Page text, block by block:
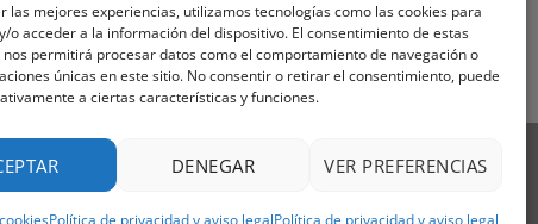
las mejores experiencias, utilizamos tecnologías como las cookies para
o acceder a la información del dispositivo. El consentimiento de estas
permitirá procesar datos como el comportamiento de navegación o
únicas en este sitio. No consentir o retirar el consentimiento, puede
a ciertas características y funciones.
DENEGAR VER PREFERENCIAS
PayPal Stripe MasterCard
Cash
Delivery